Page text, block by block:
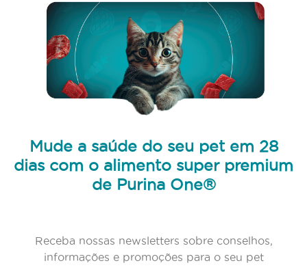
Mude a saúde do seu pet em 28
dias com o alimento super premium
de Purina One®
Receba nossas newsletters sobre conselhos,
informações e promoções para o seu pet